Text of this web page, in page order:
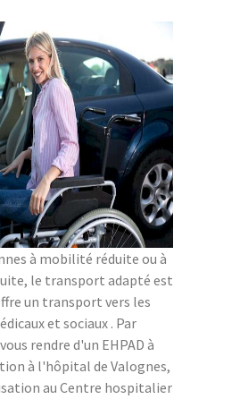
à mobilité réduite ou à
le transport adapté est
un transport vers les
et sociaux . Par
rendre d'un EHPAD à
à l'hôpital de Valognes,
au Centre hospitalier